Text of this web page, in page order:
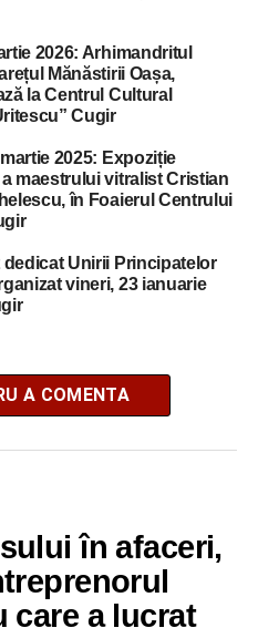
2026: Arhimandritul
Mănăstirii Oașa,
la Centrul Cultural
Cugir
2025: Expoziție
maestrului vitralist Cristian
în Foaierul Centrului
dedicat Unirii Principatelor
vineri, 23 ianuarie
A COMENTA
în afaceri,
care a lucrat